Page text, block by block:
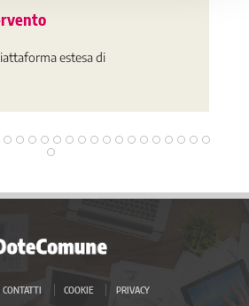
estesa di
CONTATTI COOKIE PRIVACY